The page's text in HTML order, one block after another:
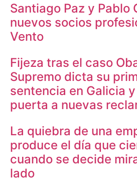
Santiago Paz y Pablo
nuevos socios
Vento
Fijeza tras el caso
Supremo dicta su
sentencia en Galicia
puerta a nuevas
La quiebra de una
produce el día que
cuando se decide
lado